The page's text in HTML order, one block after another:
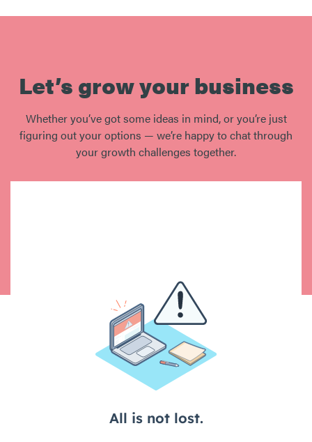
Let’s grow your business
Whether you’ve got some ideas in mind, or you’re just
figuring out your options — we’re happy to chat through
your growth challenges together.